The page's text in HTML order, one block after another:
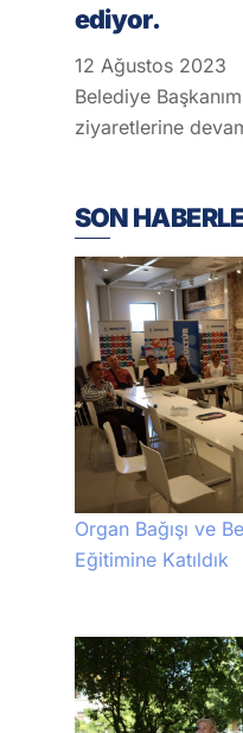
ediyor.
12 Ağustos 2023
Belediye
ziyaretlerine
SON
Organ Bağışı ve
Eğitimine Katıldık